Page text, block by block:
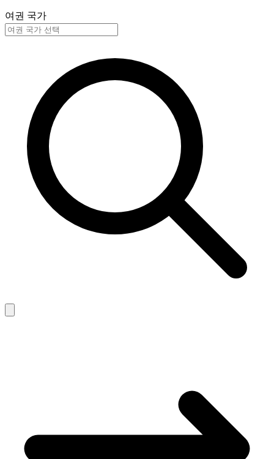
여권 국가